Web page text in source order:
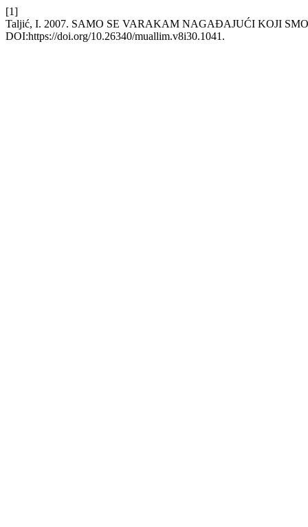
[1]
Taljić, I. 2007. SAMO SE VARAKAM NAGAĐAJUĆI KOJI
DOI:https://doi.org/10.26340/muallim.v8i30.1041.